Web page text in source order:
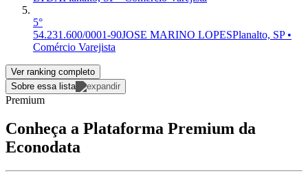
5°
54.231.600/0001-90JOSE MARINO LOPESPlanalto, SP •
Comércio Varejista
Ver ranking completo
Sobre essa lista
Premium
Conheça a Plataforma Premium da
Econodata